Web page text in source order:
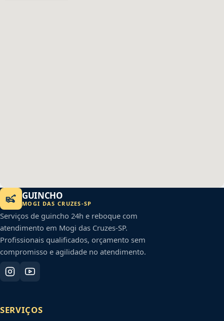
GUINCHO
MOGI DAS CRUZES-SP
Serviços de guincho 24h e reboque com
atendimento em Mogi das Cruzes-SP.
Profissionais qualificados, orçamento sem
compromisso e agilidade no atendimento.
SERVIÇOS